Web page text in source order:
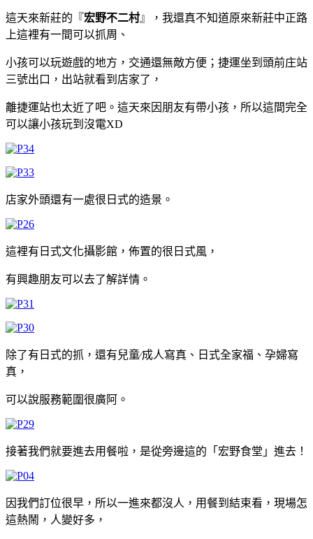
這天來新莊的『宏野不二村』，我還真不知道原來新莊中正路
上這裡有一間可以抓周、
小孩可以玩遊戲的地方，交通還無敵方便；捷運坐到頭前庄站
三號出口，出站就看到店家了，
離捷運站也太近了吧。這天來因朋友有帶小孩，所以這間完全
可以讓小孩玩到沒電XD
店家外頭還有一處很日式的造景。
這裡有日式文化攝影館，佈置的很日式風，
有興趣朋友可以去了解詳情。
除了有日式的抓，還有兒童∕成人寫真、日式全家福、孕婦寫
真，
可以說服務範圍很廣阿。
接著我們就要進去用餐啦，是從旁邊這的「宏野食堂」進去！
因我們訂位很早，所以一進來都沒人，用餐到結束看，現場怎
這熱鬧，人變好多，